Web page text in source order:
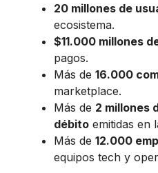
20 millones de
ecosistema.
$11.000 millones
pagos.
Más de 16.000
marketplace.
Más de 2 millones
débito emitidas en
Más de 12.000
equipos tech y